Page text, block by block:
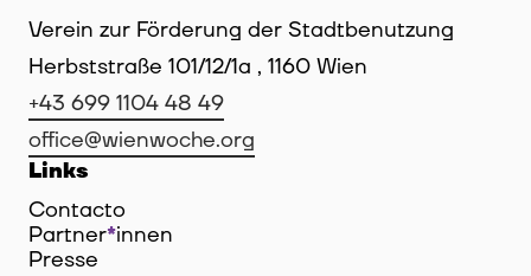
Verein zur Förderung der Stadtbenutzung
Herbststraße 101/12/1a , 1160 Wien
+43 699 1104 48 49
office@wienwoche.org
Links
Contacto
Partner*innen
Presse